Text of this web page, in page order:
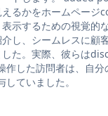
るかをホームページ
示するための視覚的
し、シームレスに顧
た。実際、彼らは
作した訪問者は、自
ていました。